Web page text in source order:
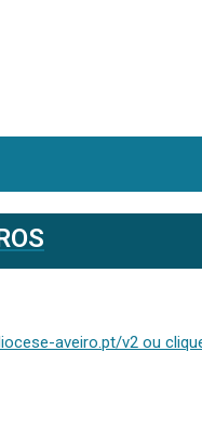
aveiro.pt/v2 ou